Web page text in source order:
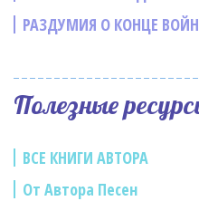
РАЗДУМИЯ О КОНЦЕ
Полезные
ВСЕ КНИГИ АВТОРА
От Автора Песен